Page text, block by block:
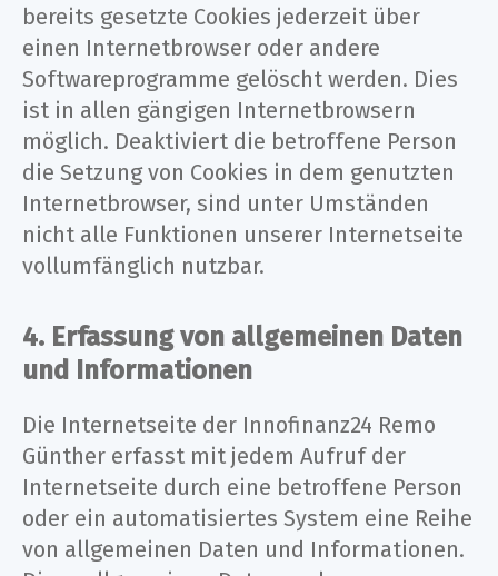
bereits gesetzte Cookies jederzeit über
einen Internetbrowser oder andere
Softwareprogramme gelöscht werden. Dies
ist in allen gängigen Internetbrowsern
möglich. Deaktiviert die betroffene Person
die Setzung von Cookies in dem genutzten
Internetbrowser, sind unter Umständen
nicht alle Funktionen unserer Internetseite
vollumfänglich nutzbar.
4. Erfassung von allgemeinen Daten
und Informationen
Die Internetseite der Innofinanz24 Remo
Günther erfasst mit jedem Aufruf der
Internetseite durch eine betroffene Person
oder ein automatisiertes System eine Reihe
von allgemeinen Daten und Informationen.